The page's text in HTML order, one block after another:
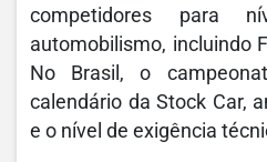
competidores para
automobilismo, incluindo
No Brasil, o
calendário da Stock Car,
e o nível de exigência